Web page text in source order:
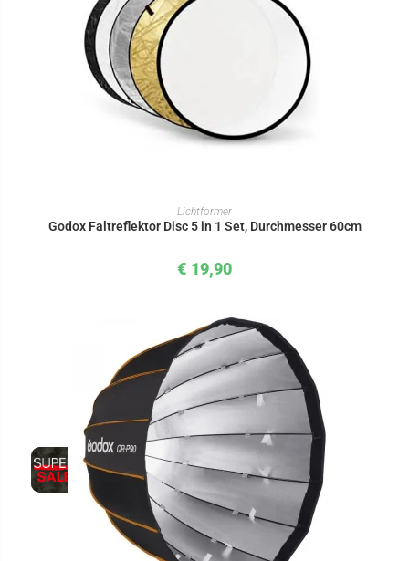
IN DEN WARENKORB
Lichtformer
Godox Faltreflektor Disc 5 in 1 Set, Durchmesser 60cm
€ 19,90